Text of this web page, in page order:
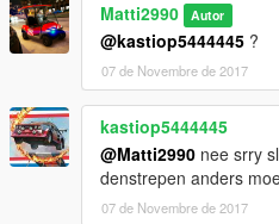
Matti2990 Autor
@kastiop5444445 ?
07 de Novembre de 2017
kastiop5444445
@Matti2990 nee srry
denstrepen anders
07 de Novembre de 2017